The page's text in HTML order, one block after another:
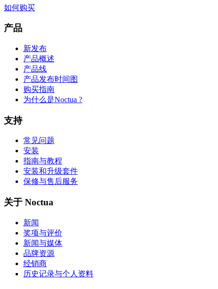
如何购买
产品
新发布
产品概述
产品线
产品发布时间图
购买指南
为什么是Noctua ?
支持
常见问题
安装
指南与教程
安装和升级套件
保修与售后服务
关于 Noctua
新闻
奖项与评价
新闻与媒体
品牌资源
经销商
历史记录与个人资料